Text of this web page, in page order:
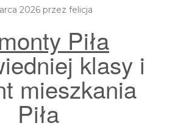
2026 przez felicja
Piła
klasy i
mieszkania
Piła